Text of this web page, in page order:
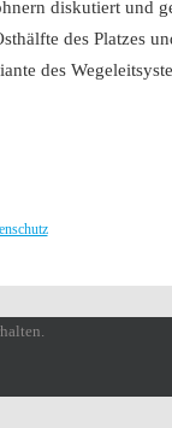
diskutiert und
des Platzes
des